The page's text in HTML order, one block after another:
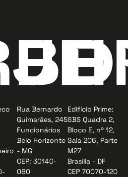
BH
Rua Bernardo
Guimarães, 245
Funcionários
Belo Horizonte
- MG
CEP: 30140-
080
Edifício Prime:
SBS Quadra 2,
Bloco E, nº 12,
Sala 206, Parte
M27
Brasília - DF
CEP 70070-120